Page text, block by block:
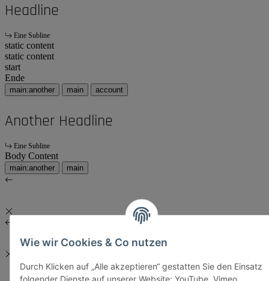
Wie wir Cookies & Co nutzen
Durch Klicken auf „Alle akzeptieren“ gestatten Sie den Einsatz
folgender Dienste auf unserer Website: YouTube, Vimeo,
Headline
Eine Subline
static content
static content
start
Ende
main:another main account
Another Headline
Eine Subline
Body Content
main:another main